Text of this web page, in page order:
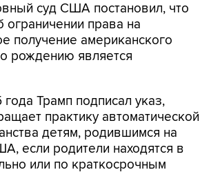
суд США постановил, что
ограничении права на
получение американского
рождению является
Трамп подписал указ,
практику автоматической
детям, родившимся на
если родители находятся в
или по краткосрочным